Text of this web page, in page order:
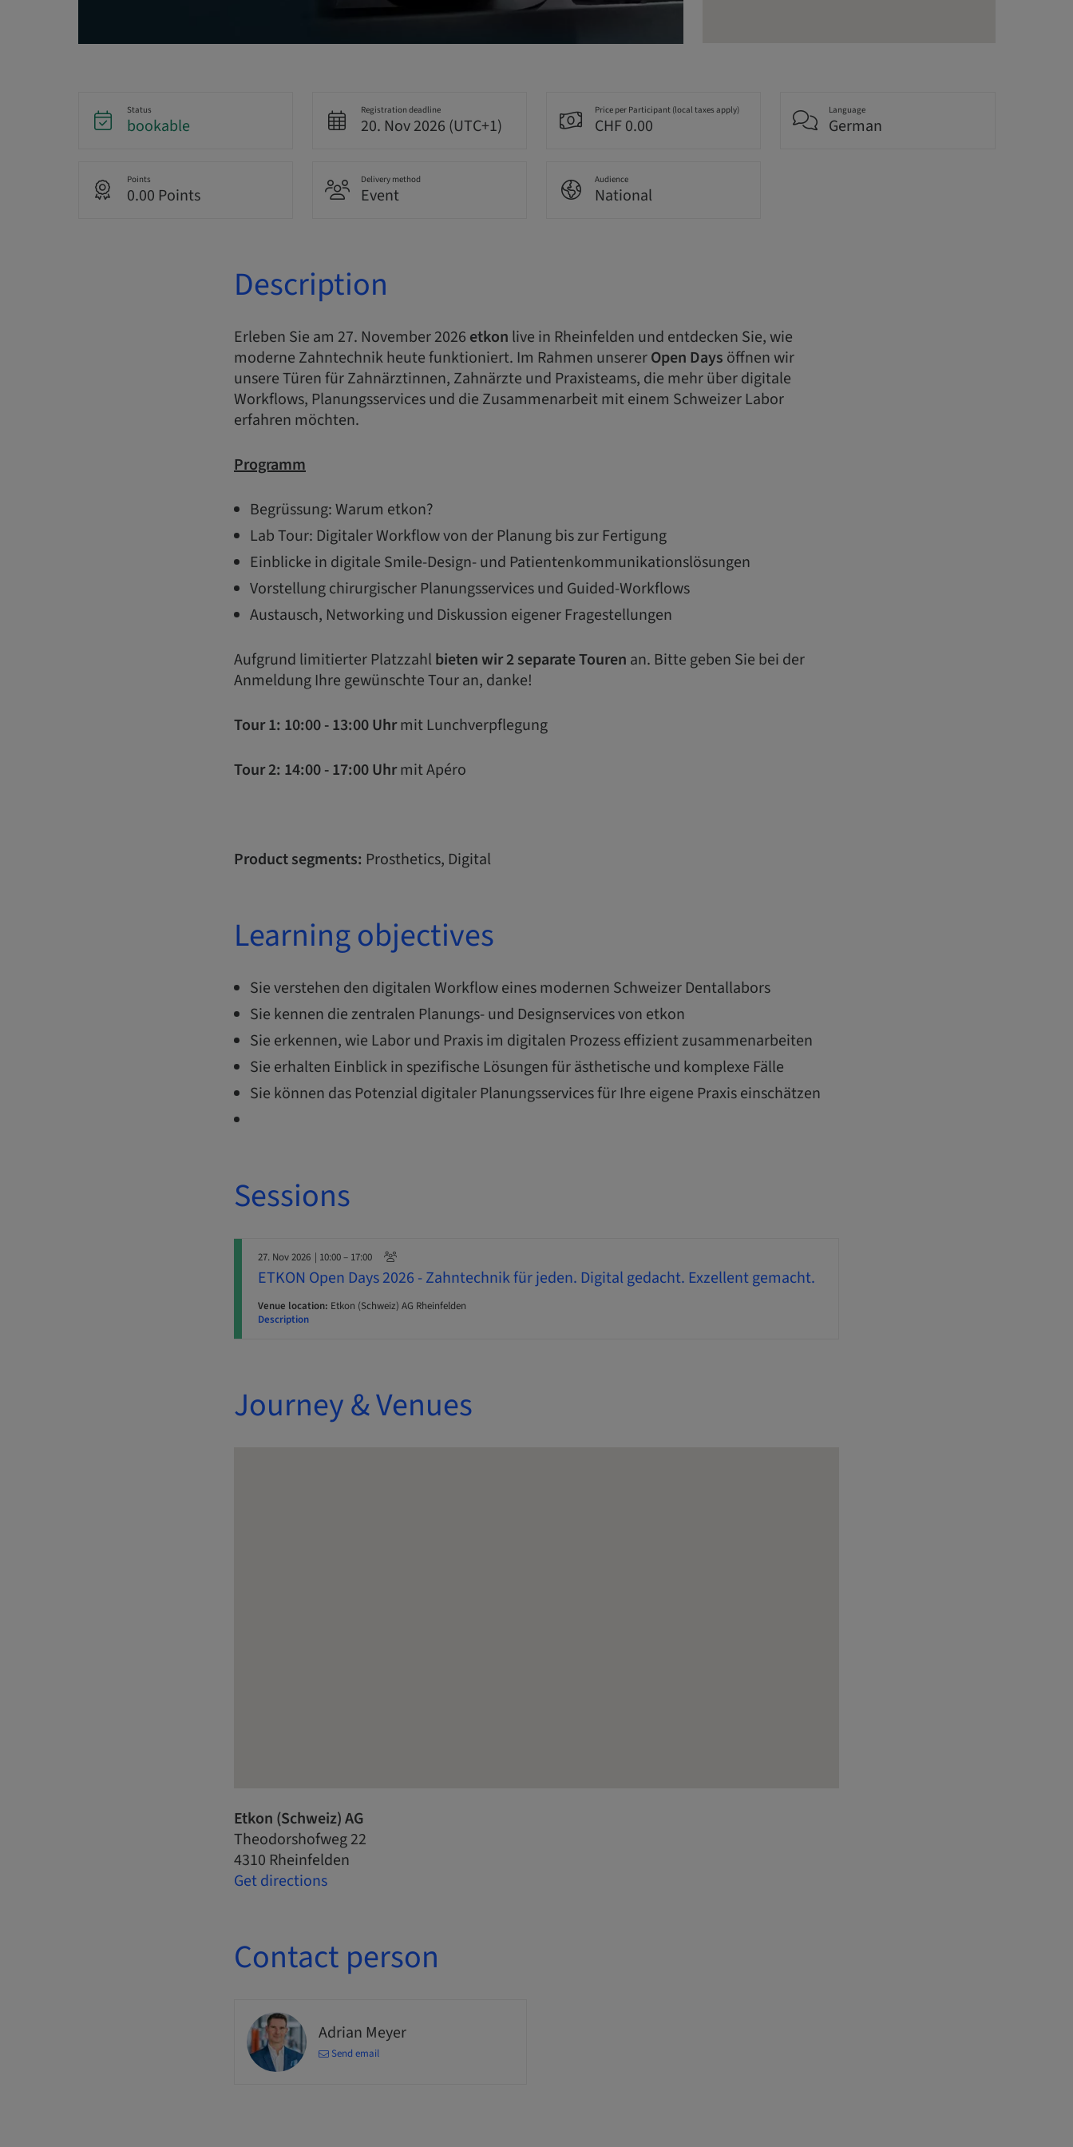
Status
bookable
Registration deadline
20. Nov 2026 (UTC+1)
Price per Participant (local taxes apply)
CHF 0.00
Language
German
Points
0.00 Points
Delivery method
Event
Audience
National
Description
Erleben Sie am 27. November 2026 etkon live in Rheinfelden und entdecken Sie, wie
moderne Zahntechnik heute funktioniert. Im Rahmen unsererOpen Days öffnen wir
unsere Türen für Zahnärztinnen, Zahnärzte und Praxisteams, die mehr über digitale
Workflows, Planungsservices und die Zusammenarbeit mit einem Schweizer Labor
erfahren möchten.​
Programm
Begrüssung: Warum etkon?
Lab Tour: Digitaler Workflow von der Planung bis zur Fertigung
Einblicke in digitale Smile-Design- und Patientenkommunikationslösungen
Vorstellung chirurgischer Planungsservices und Guided-Workflows
Austausch, Networking und Diskussion eigener Fragestellungen​
Aufgrund limitierter Platzzahlbieten wir 2 separate Touren an. Bitte geben Sie bei der
Anmeldung Ihre gewünschte Tour an, danke!
Tour 1: 10:00 - 13:00 Uhrmit Lunchverpflegung
Tour 2: 14:00 - 17:00 Uhrmit Apéro
Product segments: Prosthetics, Digital
Learning objectives
​​Sie verstehen den digitalen Workflow eines modernen Schweizer Dentallabors
Sie kennen die zentralen Planungs- und Designservices von etkon
Sie erkennen, wie Labor und Praxis im digitalen Prozess effizient zusammenarbeiten
Sie erhalten Einblick in spezifische Lösungen für ästhetische und komplexe Fälle
Sie können das Potenzial digitaler Planungsservices für Ihre eigene Praxis einschätzen​
Sessions
27. Nov 2026 | 10:00 – 17:00
​​ETKON Open Days 2026 - Zahntechnik für jeden. Digital gedacht. Exzellent gemacht.​
Venue location: Etkon (Schweiz) AG Rheinfelden
Description
Journey & Venues
Etkon (Schweiz) AG
Theodorshofweg 22
4310 Rheinfelden
Get directions
Contact person
Adrian Meyer
Send email